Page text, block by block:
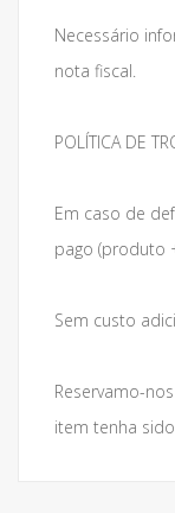
Necessário
nota fiscal.
POLÍTICA DE
Em caso de
pago (produto
Sem custo
Reservamo-
item tenha